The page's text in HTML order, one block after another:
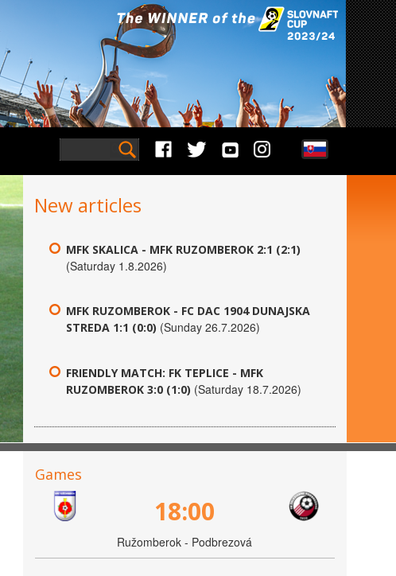
New articles
MFK SKALICA - MFK RUZOMBEROK 2:1 (2:1)
(Saturday 1.8.2026)
MFK RUZOMBEROK - FC DAC 1904 DUNAJSKA
STREDA 1:1 (0:0) (Sunday 26.7.2026)
FRIENDLY MATCH: FK TEPLICE - MFK
RUZOMBEROK 3:0 (1:0) (Saturday 18.7.2026)
Games
18:00
Ružomberok - Podbrezová